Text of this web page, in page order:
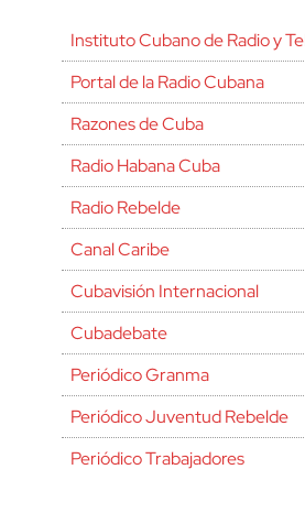
Instituto Cubano de Radio y
Portal de la Radio Cubana
Razones de Cuba
Radio Habana Cuba
Radio Rebelde
Canal Caribe
Cubavisión Internacional
Cubadebate
Periódico Granma
Periódico Juventud Rebelde
Periódico Trabajadores